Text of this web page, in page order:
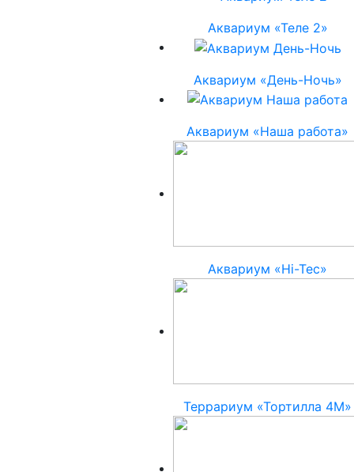
Аквариум «Теле 2»
Аквариум «День-Ночь»
Аквариум «Наша работа»
Аквариум «Hi-Tec»
Террариум «Тортилла 4М»